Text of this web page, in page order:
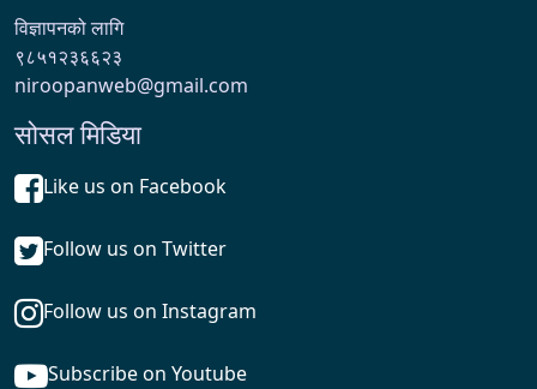
विज्ञापनको लागि
९८५१२३६६२३
niroopanweb@gmail.com
सोसल मिडिया
Like us on Facebook
Follow us on Twitter
Follow us on Instagram
Subscribe on Youtube